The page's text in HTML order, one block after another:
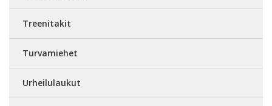
Treenitakit
Turvamiehet
Urheilulaukut